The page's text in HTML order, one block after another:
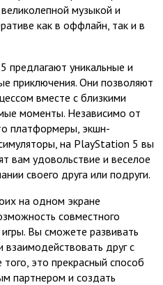
, великолепной музыкой и
как в оффлайн, так и в
предлагают уникальные и
приключения. Они позволяют
вместе с близкими
моменты. Независимо от
платформеры, экшн-
на PlayStation 5 вы
вам удовольствие и веселое
своего друга или подруги.
на одном экране
совместного
Вы сможете развивать
взаимодействовать друг с
это прекрасный способ
партнером и создать